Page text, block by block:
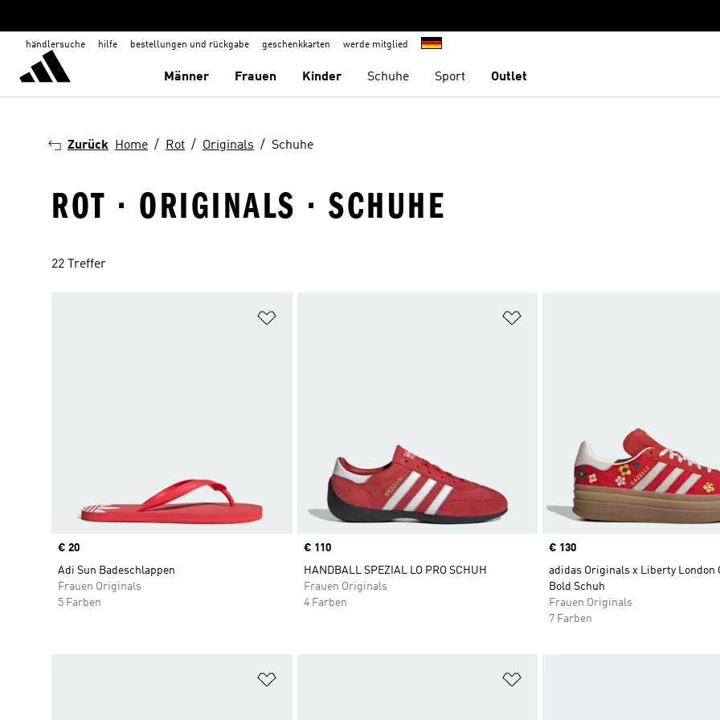
händlersuche hilfe bestellungen und rückgabe geschenkkarten werde mitglied
Männer Frauen Kinder Schuhe Sport Outlet
Zurück Home Rot Originals Schuhe
ROT · ORIGINALS · SCHUHE
22 Treffer
Price
€ 20
Adi Sun Badeschlappen
Frauen Originals
5 Farben
Price
€ 110
HANDBALL SPEZIAL LO PRO SCHUH
Frauen Originals
4 Farben
Price
€ 130
adidas Originals x Liberty London
Bold Schuh
Frauen Originals
7 Farben